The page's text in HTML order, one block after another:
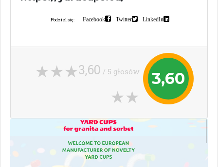
Podziel się: Facebook Twitter LinkedIn
3,60
3,60 / 5 głosów